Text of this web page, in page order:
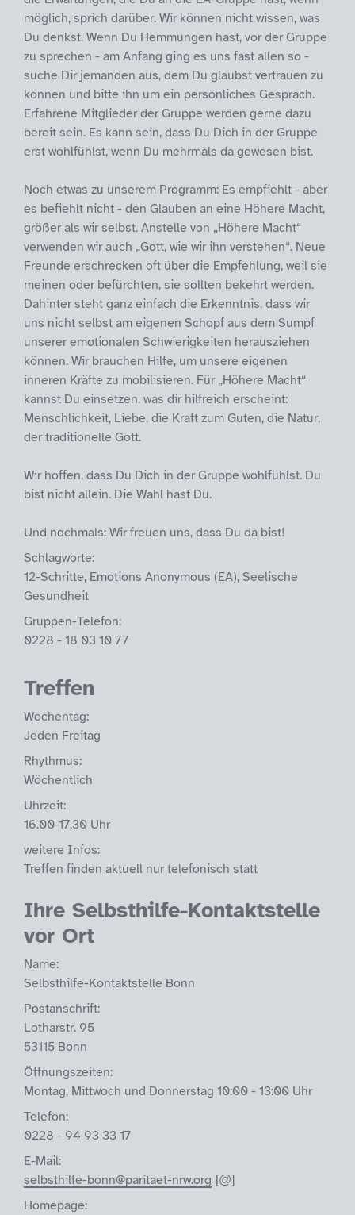
möglich, sprich darüber. Wir können nicht wissen, was
Du denkst. Wenn Du Hemmungen hast, vor der Gruppe
zu sprechen - am Anfang ging es uns fast allen so -
suche Dir jemanden aus, dem Du glaubst vertrauen zu
können und bitte ihn um ein persönliches Gespräch.
Erfahrene Mitglieder der Gruppe werden gerne dazu
bereit sein. Es kann sein, dass Du Dich in der Gruppe
erst wohlfühlst, wenn Du mehrmals da gewesen bist.
Noch etwas zu unserem Programm: Es empfiehlt - aber
es befiehlt nicht - den Glauben an eine Höhere Macht,
größer als wir selbst. Anstelle von „Höhere Macht“
verwenden wir auch „Gott, wie wir ihn verstehen“. Neue
Freunde erschrecken oft über die Empfehlung, weil sie
meinen oder befürchten, sie sollten bekehrt werden.
Dahinter steht ganz einfach die Erkenntnis, dass wir
uns nicht selbst am eigenen Schopf aus dem Sumpf
unserer emotionalen Schwierigkeiten herausziehen
können. Wir brauchen Hilfe, um unsere eigenen
inneren Kräfte zu mobilisieren. Für „Höhere Macht“
kannst Du einsetzen, was dir hilfreich erscheint:
Menschlichkeit, Liebe, die Kraft zum Guten, die Natur,
der traditionelle Gott.
Wir hoffen, dass Du Dich in der Gruppe wohlfühlst. Du
bist nicht allein. Die Wahl hast Du.
Und nochmals: Wir freuen uns, dass Du da bist!
Schlagworte:
12-Schritte, Emotions Anonymous (EA), Seelische
Gesundheit
Gruppen-Telefon:
0228 - 18 03 10 77
Treffen
Wochentag:
Jeden Freitag
Rhythmus:
Wöchentlich
Uhrzeit:
16.00-17.30 Uhr
weitere Infos:
Treffen finden aktuell nur telefonisch statt
Ihre Selbsthilfe-Kontaktstelle
vor Ort
Name:
Selbsthilfe-Kontaktstelle Bonn
Postanschrift:
Lotharstr. 95
53115 Bonn
Öffnungszeiten:
Montag, Mittwoch und Donnerstag 10:00 - 13:00 Uhr
Telefon:
0228 - 94 93 33 17
E-Mail:
selbsthilfe-bonn@paritaet-nrw.org
Homepage: